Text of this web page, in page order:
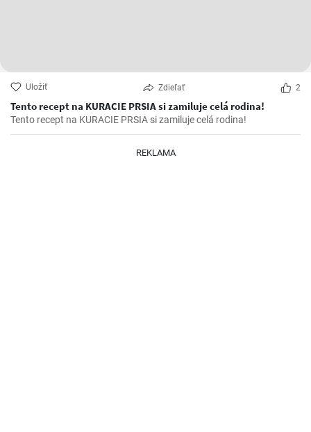
Uložiť Zdieľať 2
Tento recept na KURACIE PRSIA si zamiluje celá rodina!
Tento recept na KURACIE PRSIA si zamiluje celá rodina!
REKLAMA